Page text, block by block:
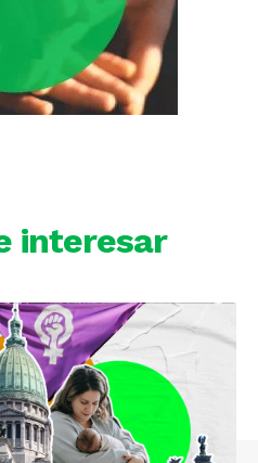
interesar